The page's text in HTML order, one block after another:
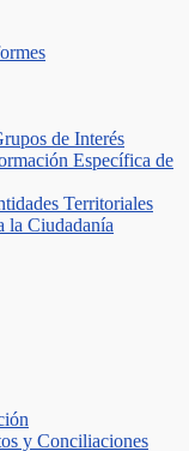
de Interés
Específica de
Territoriales
la Ciudadanía
y Conciliaciones